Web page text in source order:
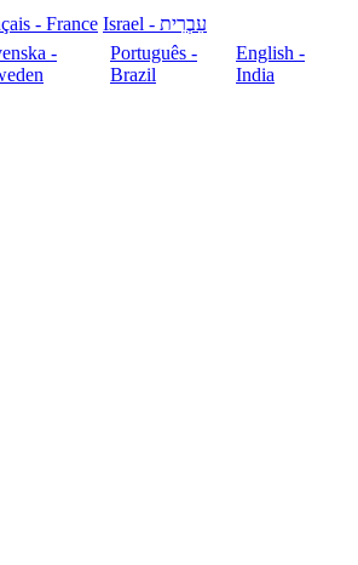
- France
עִבְרִית - Israel
-
Português -
Brazil
English -
India